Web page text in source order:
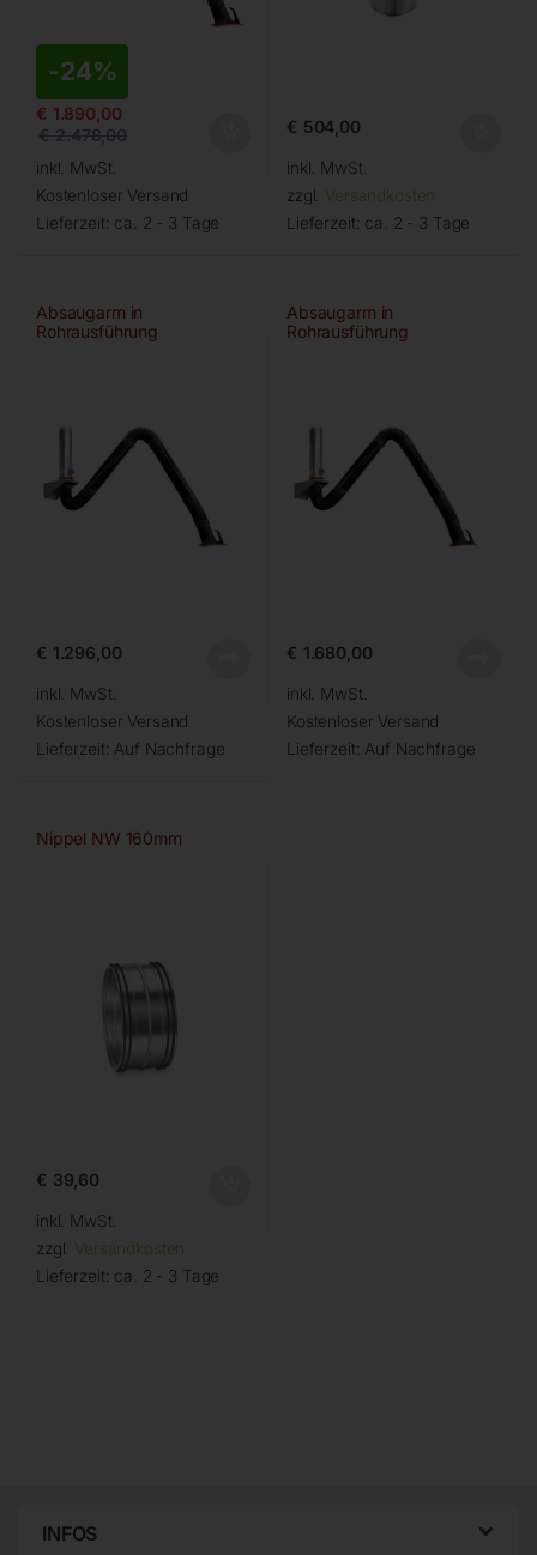
-24%
€ 1.890,00
€2.478,00
inkl. MwSt.
Kostenloser Versand
Lieferzeit: ca. 2 - 3 Tage
€ 504,00
inkl. MwSt.
zzgl. Versandkosten
Lieferzeit: ca. 2 - 3 Tage
Absaugarm in
Rohrausführung
€ 1.296,00
inkl. MwSt.
Kostenloser Versand
Lieferzeit: Auf Nachfrage
Absaugarm in
Rohrausführung
€ 1.680,00
inkl. MwSt.
Kostenloser Versand
Lieferzeit: Auf Nachfrage
Nippel NW 160mm
€ 39,60
inkl. MwSt.
zzgl. Versandkosten
Lieferzeit: ca. 2 - 3 Tage
INFOS